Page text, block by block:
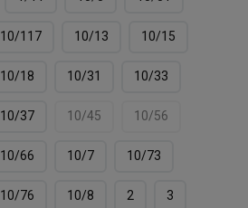
10/117 10/13 10/15
10/18 10/31 10/33
10/37 10/45 10/56
10/66 10/7 10/73
10/76 10/8 2 3